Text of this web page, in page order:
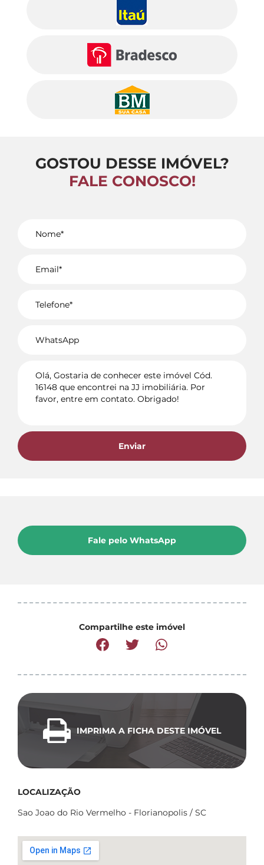
GOSTOU DESSE IMÓVEL?
FALE CONOSCO!
Enviar
Fale pelo WhatsApp
Compartilhe este imóvel
IMPRIMA A FICHA DESTE IMÓVEL
LOCALIZAÇÃO
Sao Joao do Rio Vermelho - Florianopolis / SC